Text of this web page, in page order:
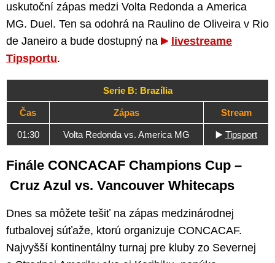
uskutoční zápas medzi Volta Redonda a America
MG. Duel. Ten sa odohrá na Raulino de Oliveira v Rio
de Janeiro a bude dostupný na
livestreame
Tipsportu.
Serie B: Brazília
Čas Zápas Stream
01:30 Volta Redonda vs. America MG ▶️ Tipsport
Finále CONCACAF Champions Cup –
Cruz Azul vs. Vancouver Whitecaps
Dnes sa môžete tešiť na zápas medzinárodnej
futbalovej súťaže, ktorú organizuje CONCACAF.
Najvyšší kontinentálny turnaj pre kluby zo Severnej